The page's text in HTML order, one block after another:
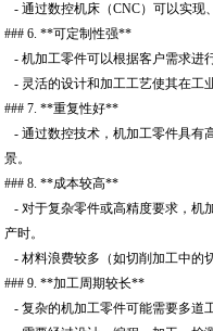
- 通过数控机床（CNC）可以实现
### 6. **可定制性强**
- 机加工零件可以根据客户需求进
- 灵活的设计和加工工艺使其在工
### 7. **重复性好**
- 通过数控技术，机加工零件具有
景。
### 8. **成本较高**
- 对于复杂零件或高精度要求，机
产时。
- 材料浪费较多（如切削加工中的
### 9. **加工周期较长**
- 复杂的机加工零件可能需要多道